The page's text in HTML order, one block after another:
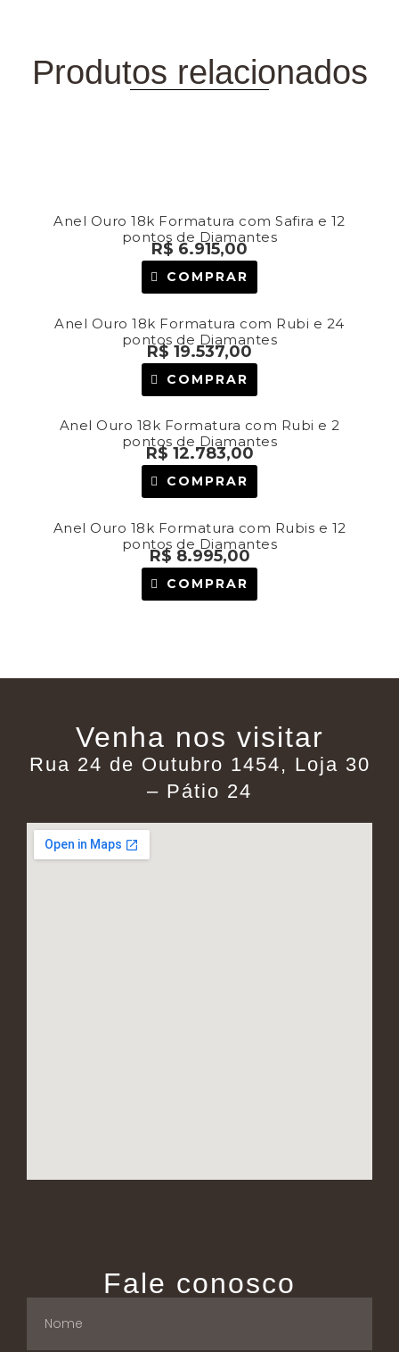
Produtos relacionados
Anel Ouro 18k Formatura com Safira e 12
pontos de Diamantes
R$ 6.915,00
COMPRAR
Anel Ouro 18k Formatura com Rubi e 24
pontos de Diamantes
R$19.537,00
COMPRAR
Anel Ouro 18k Formatura com Rubi e 2
pontos de Diamantes
R$ 12.783,00
COMPRAR
Anel Ouro 18k Formatura com Rubis e 12
pontos de Diamantes
R$8.995,00
COMPRAR
Venha nos visitar
Rua 24 de Outubro 1454, Loja 30
– Pátio 24
Fale conosco